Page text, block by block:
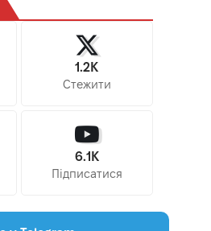
1.2K
Стежити
6.1K
Підписатися